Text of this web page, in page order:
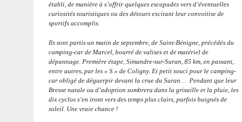
établi, de manière à s’offrir quelques escapades vers d’éventuelles
curiosités touristiques ou des détours excitant leur convoitise de
sportifs accomplis.
Ils sont partis un matin de septembre, de Saint-Bénigne, précédés du
camping-car de Marcel, bourré de valises et de matériel de
dépannage. Première étape, Simandre-sur-Suran, 85 km, en passant,
entre autres, par les « S » de Coligny. Et petit souci pour le camping-
car obligé de déguerpir devant la crue du Suran… Pendant que leur
Bresse natale ou d’adoption sombrera dans la grisaille et la pluie, les
dix cyclos s‘en iront vers des temps plus clairs, parfois baignés de
soleil. Une vraie chance !